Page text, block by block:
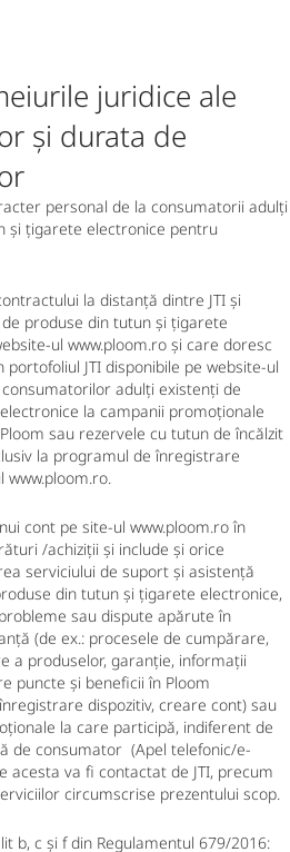
juridice ale
și durata de
personal de la consumatorii adulți
și țigarete electronice pentru
la distanță dintre JTI și
produse din tutun și țigarete
ul www.ploom.ro și care doresc
JTI disponibile pe website-ul
adulți existenți de
la campanii promoționale
sau rezervele cu tutun de încălzit
la programul de înregistrare
www.ploom.ro.
cont pe site-ul www.ploom.ro în
/achiziții și include și orice
serviciului de suport și asistență
din tutun și țigarete electronice,
sau dispute apărute în
(de ex.: procesele de cumpărare,
a produselor, garanție, informații
puncte și beneficii în Ploom
dispozitiv, creare cont) sau
la care participă, indiferent de
de consumator (Apel telefonic/e-
acesta va fi contactat de JTI, precum
circumscrise prezentului scop.
b, c și f din Regulamentul 679/2016: